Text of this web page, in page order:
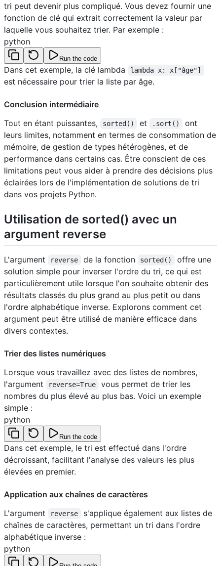
tri peut devenir plus compliqué. Vous devez fournir une
fonction de clé qui extrait correctement la valeur par
laquelle vous souhaitez trier. Par exemple :
python
Run the code
Dans cet exemple, la clé lambda lambda x: x["âge"]
est nécessaire pour trier la liste par âge.
Conclusion intermédiaire
Tout en étant puissantes,
sorted() et .sort()
ont
leurs limites, notamment en termes de consommation de
mémoire, de gestion de types hétérogènes, et de
performance dans certains cas. Être conscient de ces
limitations peut vous aider à prendre des décisions plus
éclairées lors de l'implémentation de solutions de tri
dans vos projets Python.
Utilisation de sorted() avec un
argument reverse
L'argument reverse de la fonction sorted()
offre une
solution simple pour inverser l'ordre du tri, ce qui est
particulièrement utile lorsque l'on souhaite obtenir des
résultats classés du plus grand au plus petit ou dans
l'ordre alphabétique inverse. Explorons comment cet
argument peut être utilisé de manière efficace dans
divers contextes.
Trier des listes numériques
Lorsque vous travaillez avec des listes de nombres,
l'argument
reverse=True
vous permet de trier les
nombres du plus élevé au plus bas. Voici un exemple
simple :
python
Run the code
Dans cet exemple, le tri est effectué dans l'ordre
décroissant, facilitant l'analyse des valeurs les plus
élevées en premier.
Application aux chaînes de caractères
L'argument
reverse
s'applique également aux listes de
chaînes de caractères, permettant un tri dans l'ordre
alphabétique inverse :
python